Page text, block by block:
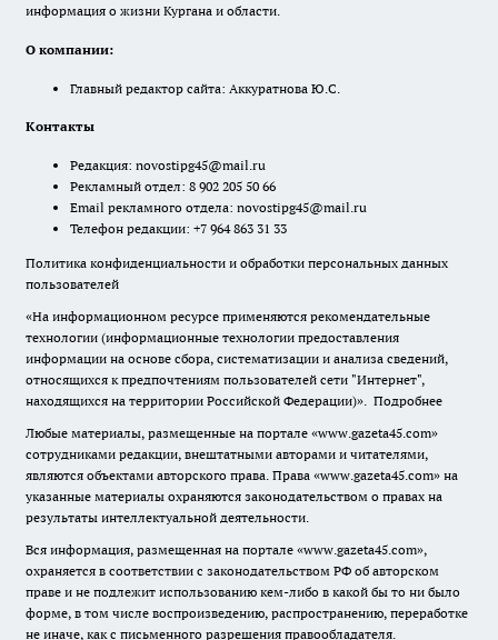
информация о жизни Кургана и области.
О компании:
Главный редактор сайта: Аккуратнова Ю.С.
Контакты
Редакция: novostipg45@mail.ru
Рекламный отдел: 8 902 205 50 66
Email рекламного отдела: novostipg45@mail.ru
Телефон редакции: +7 964 863 31 33
Политика конфиденциальности и обработки персональных данных
пользователей
«На информационном ресурсе применяются рекомендательные
технологии (информационные технологии предоставления
информации на основе сбора, систематизации и анализа сведений,
относящихся к предпочтениям пользователей сети "Интернет",
находящихся на территории Российской Федерации)». Подробнее
Любые материалы, размещенные на портале «www.gazeta45.com»
сотрудниками редакции, внештатными авторами и читателями,
являются объектами авторского права. Права «www.gazeta45.com» на
указанные материалы охраняются законодательством о правах на
результаты интеллектуальной деятельности.
Вся информация, размещенная на портале «www.gazeta45.com»,
охраняется в соответствии с законодательством РФ об авторском
праве и не подлежит использованию кем-либо в какой бы то ни было
форме, в том числе воспроизведению, распространению, переработке
не иначе, как с письменного разрешения правообладателя.